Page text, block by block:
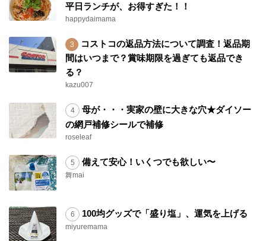
平日ランチが、お得すぎた！！
happydaimama
コストコの返品方法について調査！返品期
間はいつまで？賞味期限を過ぎても返品でき
る？
kazu007
母が・・・実家の壁に大きな穴★ダイソー
の網戸補修シールで補修
roseleaf
備えて安心！いくつでも欲しい〜
舞mai
100均グッズで「盛り塩」、運気を上げる
miyuremama